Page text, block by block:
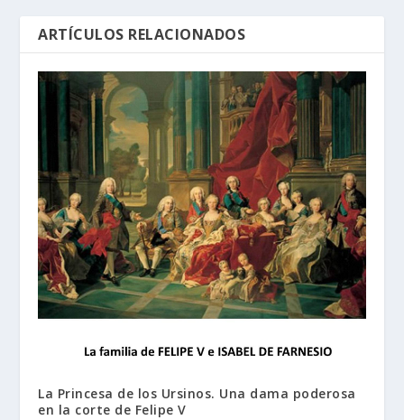
ARTÍCULOS RELACIONADOS
La Princesa de los Ursinos. Una dama poderosa
en la corte de Felipe V